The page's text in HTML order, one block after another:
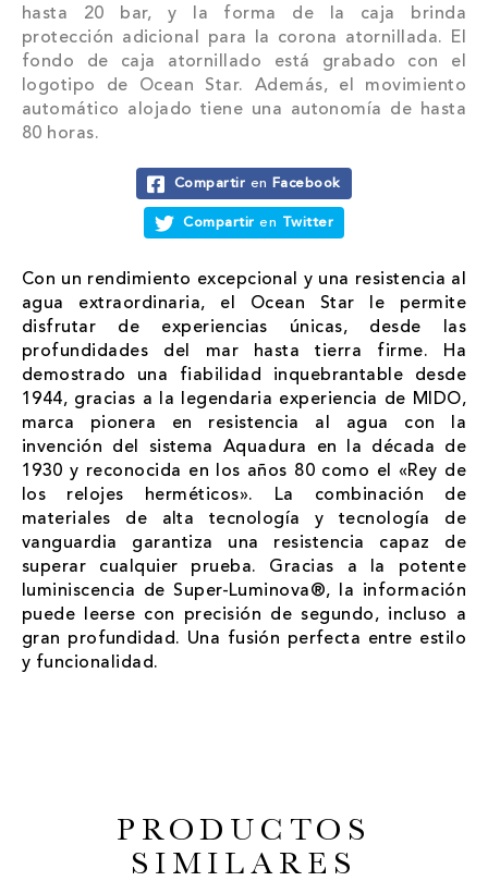
hasta 20 bar, y la forma de la caja brinda
protección adicional para la corona atornillada. El
fondo de caja atornillado está grabado con el
logotipo de Ocean Star. Además, el movimiento
automático alojado tiene una autonomía de hasta
80 horas.
Compartir en Facebook
Compartiren Twitter
Con un rendimiento excepcional y una resistencia al
agua extraordinaria, el Ocean Star le permite
disfrutar de experiencias únicas, desde las
profundidades del mar hasta tierra firme. Ha
demostrado una fiabilidad inquebrantable desde
1944, gracias a la legendaria experiencia de MIDO,
marca pionera en resistencia al agua con la
invención del sistema Aquadura en la década de
1930 y reconocida en los años 80 como el «Rey de
los relojes herméticos». La combinación de
materiales de alta tecnología y tecnología de
vanguardia garantiza una resistencia capaz de
superar cualquier prueba. Gracias a la potente
luminiscencia de Super-Luminova®, la información
puede leerse con precisión de segundo, incluso a
gran profundidad. Una fusión perfecta entre estilo
y funcionalidad.
PRODUCTOS
SIMILARES